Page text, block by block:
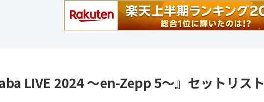
LIVE 2024 〜en-Zepp 5〜』セットリスト